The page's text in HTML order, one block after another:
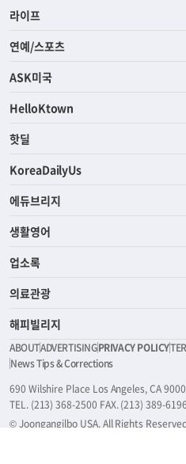
전체
사회
경제
라이프
연예/스포츠
ASK미국
HelloKtown
핫딜
KoreaDailyUs
에듀브리지
생활영어
업소록
의료관광